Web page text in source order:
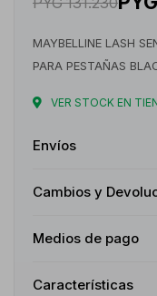
MAYBELLINE LASH
PARA PESTAÑAS
VER STOCK EN
Envíos
Cambios y
Medios de pago
Características